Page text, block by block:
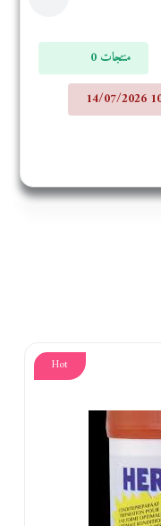
0 منتجات
Hot